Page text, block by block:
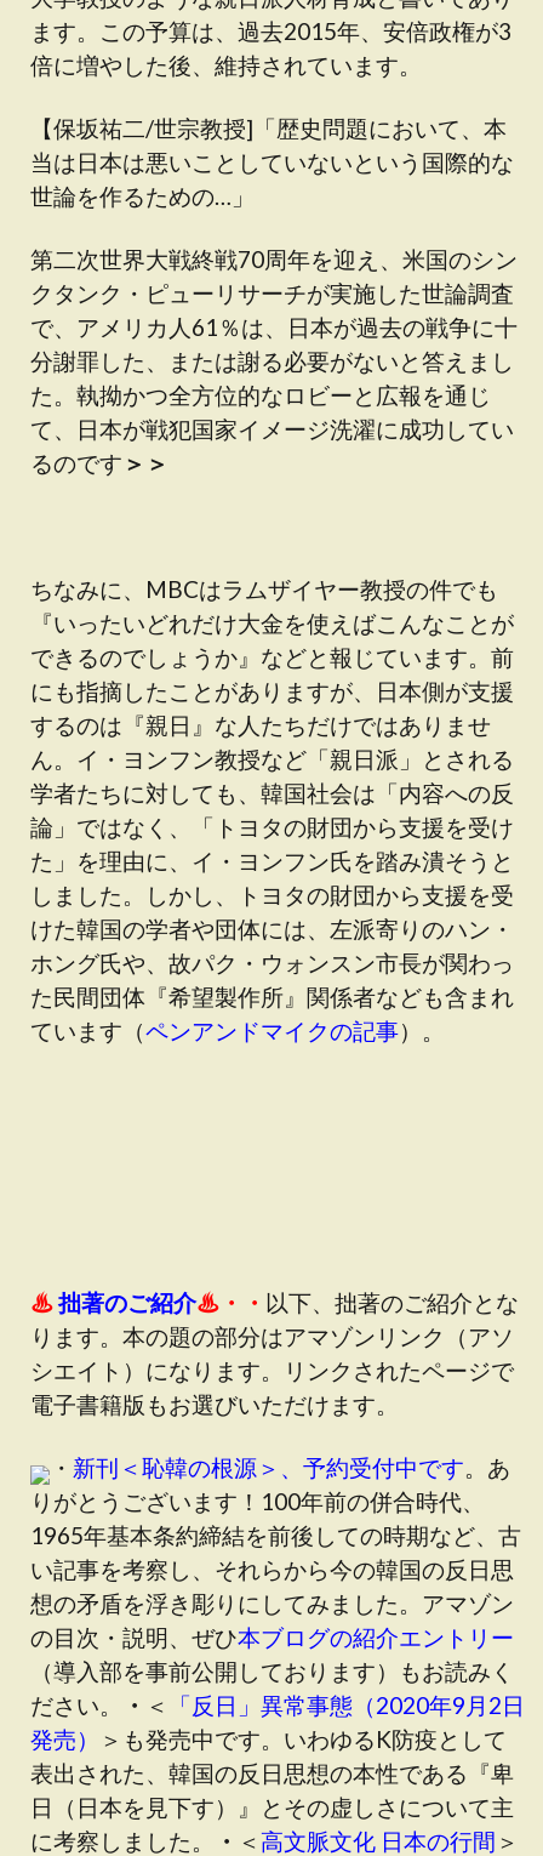
ます。この予算は、過去2015年、安倍政権が3
倍に増やした後、維持されています。
【保坂祐二/世宗教授]「歴史問題において、本
当は日本は悪いことしていないという国際的な
世論を作るための…」
第二次世界大戦終戦70周年を迎え、米国のシン
クタンク・ピューリサーチが実施した世論調査
で、アメリカ人61％は、日本が過去の戦争に十
分謝罪した、または謝る必要がないと答えまし
た。執拗かつ全方位的なロビーと広報を通じ
て、日本が戦犯国家イメージ洗濯に成功してい
るのです ＞＞
ちなみに、MBCはラムザイヤー教授の件でも
『いったいどれだけ大金を使えばこんなことが
できるのでしょうか』などと報じています。前
にも指摘したことがありますが、日本側が支援
するのは『親日』な人たちだけではありませ
ん。イ・ヨンフン教授など「親日派」とされる
学者たちに対しても、韓国社会は「内容への反
論」ではなく、「トヨタの財団から支援を受け
た」を理由に、イ・ヨンフン氏を踏み潰そうと
しました。しかし、トヨタの財団から支援を受
けた韓国の学者や団体には、左派寄りのハン・
ホング氏や、故パク・ウォンスン市長が関わっ
た民間団体『希望製作所』関係者なども含まれ
ています（ペンアンドマイクの記事）。
♨拙著のご紹介♨・・ 以下、拙著のご紹介とな
ります。本の題の部分はアマゾンリンク（アソ
シエイト） になります。リンクされたページで
電子書籍版もお選びいただけます。
・ 新刊＜恥韓の根源＞、予約受付中です。あ
りがとうございます！100年前の併合時代、
1965年基本条約締結を前後しての時期など、古
い記事を考察し、それらから今の韓国の反日思
想の矛盾を浮き彫りにしてみました。アマゾン
の目次・説明、ぜひ本ブログの紹介エントリー
（導入部を事前公開しております）もお読みく
ださい。
・ ＜
「反日」異常事態（2020年9月2日
発売）
＞も発売中です。いわゆるK防疫として
表出された、韓国の反日思想の本性である『卑
日（日本を見下す）』とその虚しさについて主
に考察しました。
・ ＜高文脈文化 日本の行間 ＞